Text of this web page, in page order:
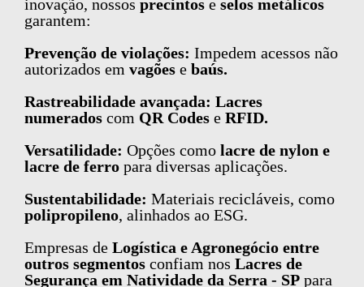
inovação, nossos precintos e selos metálicos
garantem:
Prevenção de violações: Impedem acessos não
autorizados em vagões e baús.
Rastreabilidade avançada: Lacres
numerados com QR Codes e RFID.
Versatilidade: Opções como lacre de nylon e
lacre de ferro para diversas aplicações.
Sustentabilidade: Materiais recicláveis, como
polipropileno, alinhados ao ESG.
Empresas de Logística e Agronegócio entre
outros segmentos confiam nos Lacres de
Segurança em Natividade da Serra - SP para